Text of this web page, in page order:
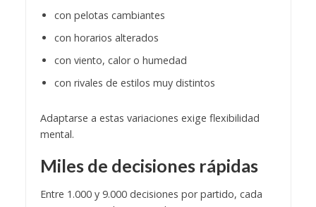
con pelotas cambiantes
con horarios alterados
con viento, calor o humedad
con rivales de estilos muy distintos
Adaptarse a estas variaciones exige flexibilidad
mental.
Miles de decisiones rápidas
Entre 1.000 y 9.000 decisiones por partido, cada